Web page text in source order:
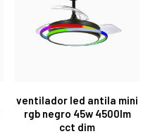
ventilador led antila mini
rgb negro 45w 4500lm
cct dim